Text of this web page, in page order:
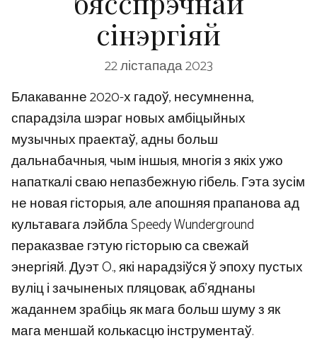
сінэргіяй
22 лістапада 2023
Блакаванне 2020-х гадоў, несумненна,
спарадзіла шэраг новых амбіцыйных
музычных праектаў, адны больш
дальнабачныя, чым іншыя, многія з якіх ужо
напаткалі сваю непазбежную гібель. Гэта зусім
не новая гісторыя, але апошняя прапанова ад
культавага лэйбла Speedy Wunderground
пераказвае гэтую гісторыю са свежай
энергіяй. Дуэт O., які нарадзіўся ў эпоху пустых
вуліц і зачыненых пляцовак, аб’яднаны
жаданнем зрабіць як мага больш шуму з як
мага меншай колькасцю інструментаў.